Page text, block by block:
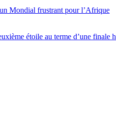
Mondial frustrant pour l’Afrique
étoile au terme d’une finale